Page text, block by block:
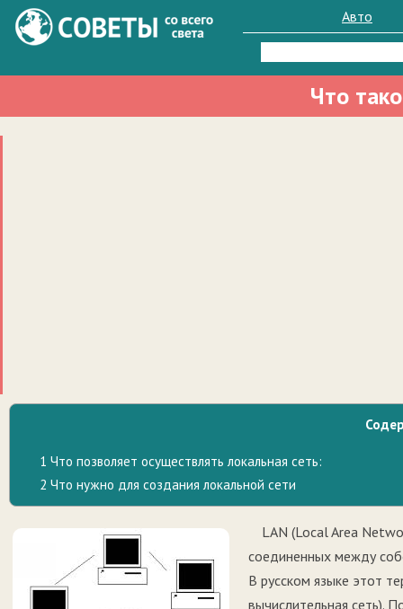
Авто
Найти:
Что
1 Что позволяет осуществлять локальная сеть:
2 Что нужно для создания локальной сети
LAN (Local Area
соединенных между
В русском языке этот
вычислительная сеть).